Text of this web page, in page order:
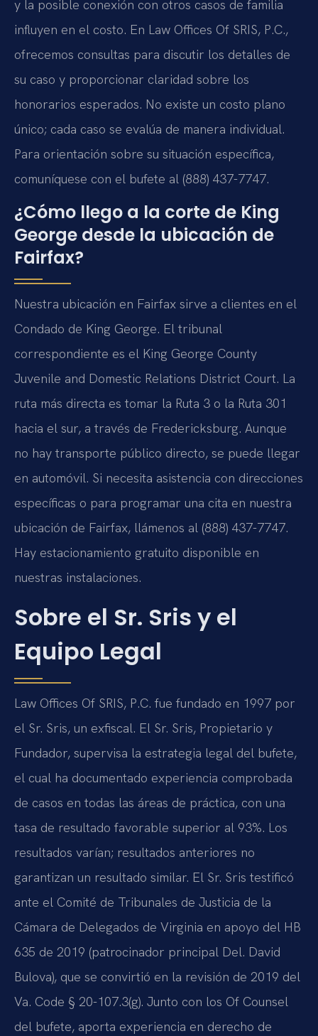
y la posible conexión con otros casos de familia
influyen en el costo. En Law Offices Of SRIS, P.C.,
ofrecemos consultas para discutir los detalles de
su caso y proporcionar claridad sobre los
honorarios esperados. No existe un costo plano
único; cada caso se evalúa de manera individual.
Para orientación sobre su situación específica,
comuníquese con el bufete al (888) 437-7747.
¿Cómo llego a la corte de King
George desde la ubicación de
Fairfax?
Nuestra ubicación en Fairfax sirve a clientes en el
Condado de King George. El tribunal
correspondiente es el King George County
Juvenile and Domestic Relations District Court. La
ruta más directa es tomar la Ruta 3 o la Ruta 301
hacia el sur, a través de Fredericksburg. Aunque
no hay transporte público directo, se puede llegar
en automóvil. Si necesita asistencia con direcciones
específicas o para programar una cita en nuestra
ubicación de Fairfax, llámenos al (888) 437-7747.
Hay estacionamiento gratuito disponible en
nuestras instalaciones.
Sobre el Sr. Sris y el
Equipo Legal
Law Offices Of SRIS, P.C. fue fundado en 1997 por
el Sr. Sris, un exfiscal. El Sr. Sris, Propietario y
Fundador, supervisa la estrategia legal del bufete,
el cual ha documentado experiencia comprobada
de casos en todas las áreas de práctica, con una
tasa de resultado favorable superior al 93%. Los
resultados varían; resultados anteriores no
garantizan un resultado similar. El Sr. Sris testificó
ante el Comité de Tribunales de Justicia de la
Cámara de Delegados de Virginia en apoyo del HB
635 de 2019 (patrocinador principal Del. David
Bulova), que se convirtió en la revisión de 2019 del
Va. Code § 20-107.3(g). Junto con los Of Counsel
del bufete, aporta experiencia en derecho de